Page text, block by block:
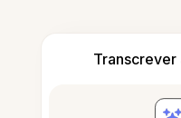
Transcrever